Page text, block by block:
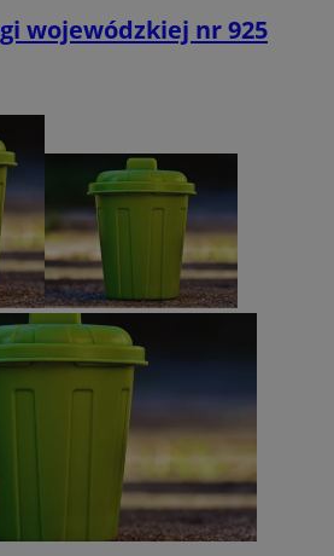
wojewódzkiej nr 925